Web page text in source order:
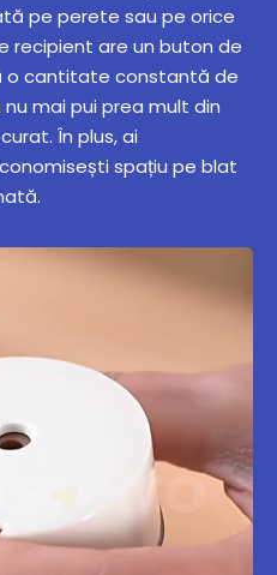
pe perete sau pe orice
recipient are un buton de
o cantitate constantă de
mai pui prea mult din
În plus, ai
spațiu pe blat